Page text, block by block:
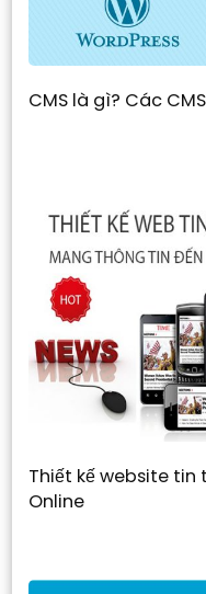
CMS là gì? Các
Thiết kế website
Online